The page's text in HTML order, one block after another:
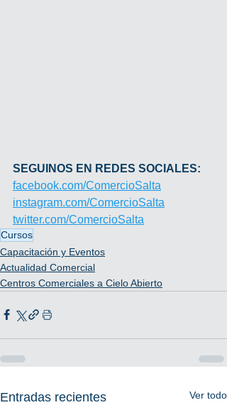
SEGUINOS EN REDES SOCIALES:
facebook.com/ComercioSalta
instagram.com/ComercioSalta
twitter.com/ComercioSalta
Cursos
Capacitación y Eventos
Actualidad Comercial
Centros Comerciales a Cielo Abierto
Entradas recientes Ver todo